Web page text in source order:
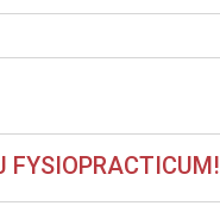
FYSIOPRACTICUM!